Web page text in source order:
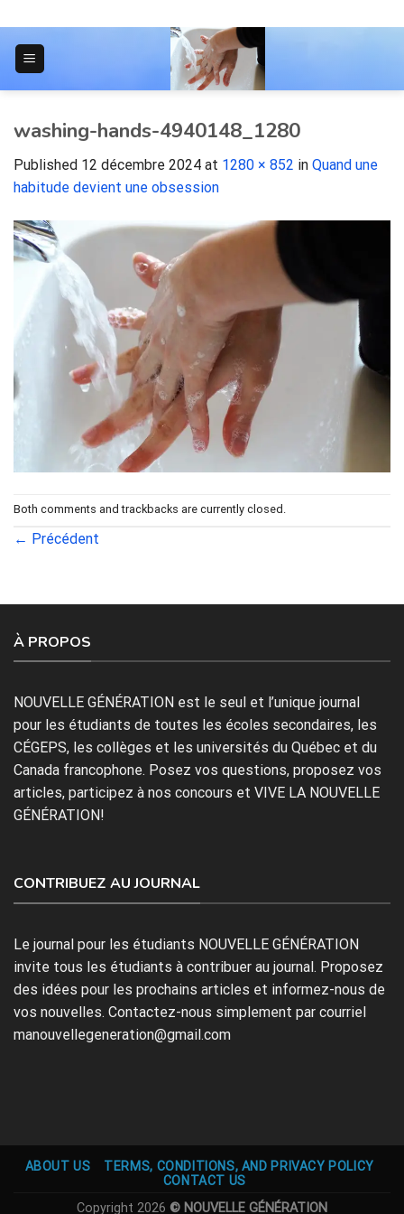
to
content
washing-hands-4940148_1280
Published 12 décembre 2024 at 1280 × 852 in Quand une
habitude devient une obsession
Both comments and trackbacks are currently closed.
← Précédent
À PROPOS
NOUVELLE GÉNÉRATION est le seul et l’unique journal
pour les étudiants de toutes les écoles secondaires, les
CÉGEPS, les collèges et les universités du Québec et du
Canada francophone. Posez vos questions, proposez vos
articles, participez à nos concours et VIVE LA NOUVELLE
GÉNÉRATION!
CONTRIBUEZ AU JOURNAL
Le journal pour les étudiants NOUVELLE GÉNÉRATION
invite tous les étudiants à contribuer au journal. Proposez
des idées pour les prochains articles et informez-nous de
vos nouvelles. Contactez-nous simplement par courriel
manouvellegeneration@gmail.com
ABOUT US
TERMS, CONDITIONS, AND PRIVACY POLICY
CONTACT US
Copyright 2026 © NOUVELLE GÉNÉRATION